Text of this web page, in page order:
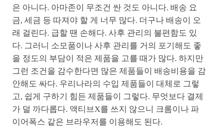
은 아니다. 아마존이 무조건 싼 것도 아니다. 배송 요
금, 세금 등 따져야 할 게 너무 많다. 더구나 배송이 오
래 걸린다. 급할 땐 손해다. 사후 관리의 불편함도 있
다. 그러니 소모품이나 사후 관리를 거의 포기해도 좋
을 정도의 부담이 적은 제품을 고를 때가 많다. 하지만
그런 조건을 감수한다면 많은 제품들이 배송비용을 감
안해도 싸다. 우리나라의 수입 제품들이 대체로 그렇
고, 쉽게 구하기 힘든 제품들이 그렇다. 무엇보다 결제
가 덜 까다롭다. 액티브X를 쓰지 않으니 크롬이나 파
이어폭스 같은 브라우저를 이용해도 된다.